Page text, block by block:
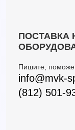
ПОСТАВКА
Пишите,
info@mvk-
(812) 501-